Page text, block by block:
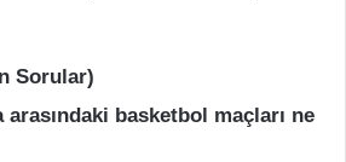
Sorular)
basketbol maçları ne